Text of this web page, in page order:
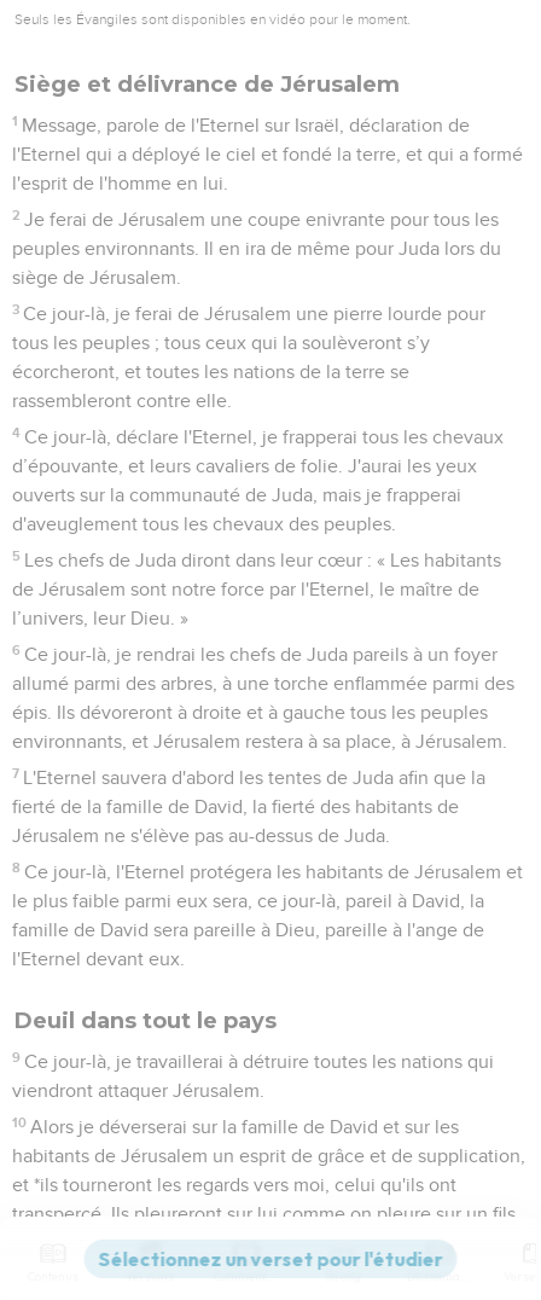
Seuls les Évangiles sont disponibles en vidéo pour le moment.
Siège et délivrance de Jérusalem
1 Message, parole de l'Eternel sur Israël, déclaration de
l'Eternel qui a déployé le ciel et fondé la terre, et qui a formé
l'esprit de l'homme en lui.
2 Je ferai de Jérusalem une coupe enivrante pour tous les
peuples environnants. Il en ira de même pour Juda lors du
siège de Jérusalem.
3 Ce jour-là, je ferai de Jérusalem une pierre lourde pour
tous les peuples ; tous ceux qui la soulèveront s’y
écorcheront, et toutes les nations de la terre se
rassembleront contre elle.
4 Ce jour-là, déclare l'Eternel, je frapperai tous les chevaux
d’épouvante, et leurs cavaliers de folie. J'aurai les yeux
ouverts sur la communauté de Juda, mais je frapperai
d'aveuglement tous les chevaux des peuples.
5 Les chefs de Juda diront dans leur cœur : « Les habitants
de Jérusalem sont notre force par l'Eternel, le maître de
l’univers, leur Dieu. »
6 Ce jour-là, je rendrai les chefs de Juda pareils à un foyer
allumé parmi des arbres, à une torche enflammée parmi des
épis. Ils dévoreront à droite et à gauche tous les peuples
environnants, et Jérusalem restera à sa place, à Jérusalem.
7 L'Eternel sauvera d'abord les tentes de Juda afin que la
fierté de la famille de David, la fierté des habitants de
Jérusalem ne s'élève pas au-dessus de Juda.
8 Ce jour-là, l'Eternel protégera les habitants de Jérusalem et
le plus faible parmi eux sera, ce jour-là, pareil à David, la
famille de David sera pareille à Dieu, pareille à l'ange de
l'Eternel devant eux.
Deuil dans tout le pays
9 Ce jour-là, je travaillerai à détruire toutes les nations qui
viendront attaquer Jérusalem.
10 Alors je déverserai sur la famille de David et sur les
habitants de Jérusalem un esprit de grâce et de supplication,
et *ils tourneront les regards vers moi, celui qu'ils ont
transpercé. Ils pleureront sur lui comme on pleure sur un fils
unique, ils pleureront amèrement sur lui comme on pleure
sur un premier-né.
Versions Commentaires Strong